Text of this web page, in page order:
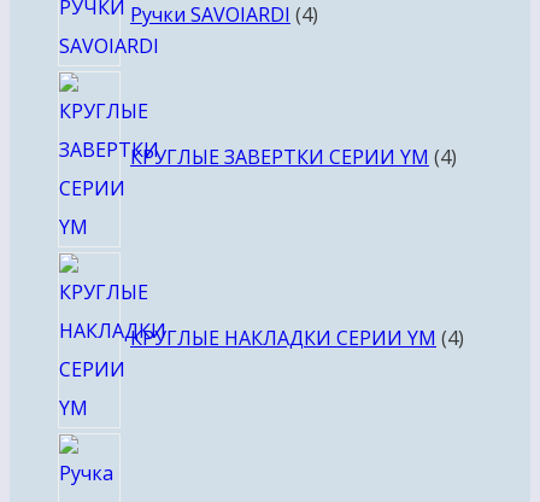
Ручки SAVOIARDI 4товара
КРУГЛЫЕ ЗАВЕРТКИ СЕРИИ YM 4
КРУГЛЫЕ НАКЛАДКИ СЕРИИ YM 4